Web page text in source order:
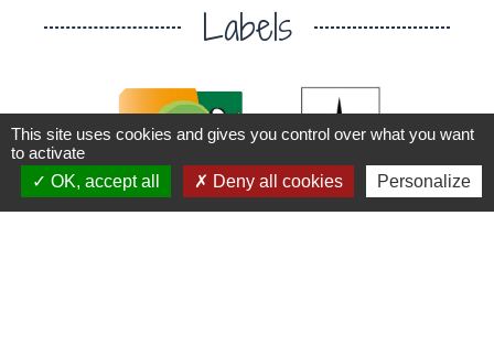
Labels
chevron_left chevron_right
This site uses cookies and gives you control over what you want
to activate
OK, accept all
Deny all cookies Personalize